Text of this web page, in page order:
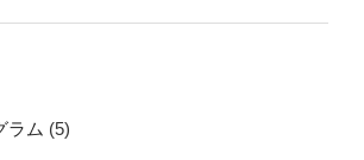
ラム (5)